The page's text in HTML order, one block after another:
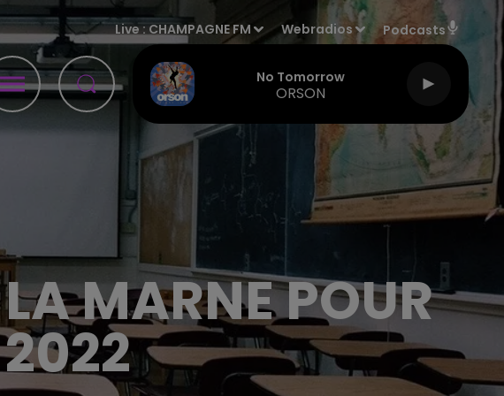
Live :CHAMPAGNE FM Webradios Podcasts
No Tomorrow
ORSON
MARNE POUR
2022